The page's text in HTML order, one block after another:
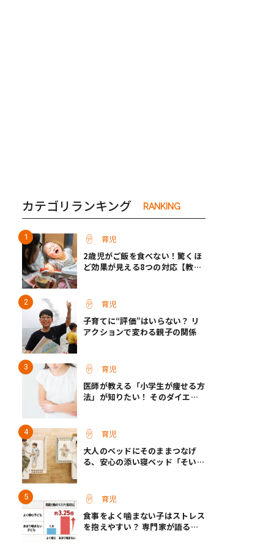
夫婦
カテゴリランキング RANKING
育児
2歳児がご飯を食べない！驚くほ
ど効果が見える8つの対応【教え
育児
子育てに“評価”はいらない？ リ
アクションで変わる親子の関係
育児
医師が教える「小学生が痩せる方
法」が知りたい！ そのダイエッ
育児
大人のベッドにそのままつなげ
る、安心の添い寝ベッド「そいね
育児
食事をよく噛まない子はストレス
を抱えやすい？ 専門家が語る、